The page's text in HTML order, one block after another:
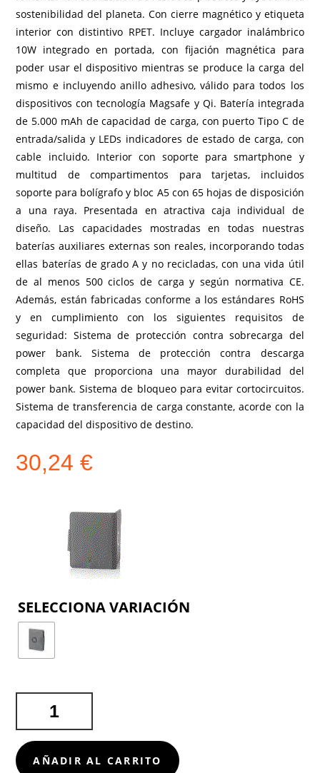
sostenibilidad del planeta. Con cierre magnético y etiqueta
interior con distintivo RPET. Incluye cargador inalámbrico
10W integrado en portada, con fijación magnética para
poder usar el dispositivo mientras se produce la carga del
mismo e incluyendo anillo adhesivo, válido para todos los
dispositivos con tecnología Magsafe y Qi. Batería integrada
de 5.000 mAh de capacidad de carga, con puerto Tipo C de
entrada/salida y LEDs indicadores de estado de carga, con
cable incluido. Interior con soporte para smartphone y
multitud de compartimentos para tarjetas, incluidos
soporte para bolígrafo y bloc A5 con 65 hojas de disposición
a una raya. Presentada en atractiva caja individual de
diseño. Las capacidades mostradas en todas nuestras
baterías auxiliares externas son reales, incorporando todas
ellas baterías de grado A y no recicladas, con una vida útil
de al menos 500 ciclos de carga y según normativa CE.
Además, están fabricadas conforme a los estándares RoHS
y en cumplimiento con los siguientes requisitos de
seguridad: Sistema de protección contra sobrecarga del
power bank. Sistema de protección contra descarga
completa que proporciona una mayor durabilidad del
power bank. Sistema de bloqueo para evitar cortocircuitos.
Sistema de transferencia de carga constante, acorde con la
capacidad del dispositivo de destino.
30,24€
MULTIFUNCIÓN
DAMBIER
CANTIDAD
AÑADIR AL CARRITO